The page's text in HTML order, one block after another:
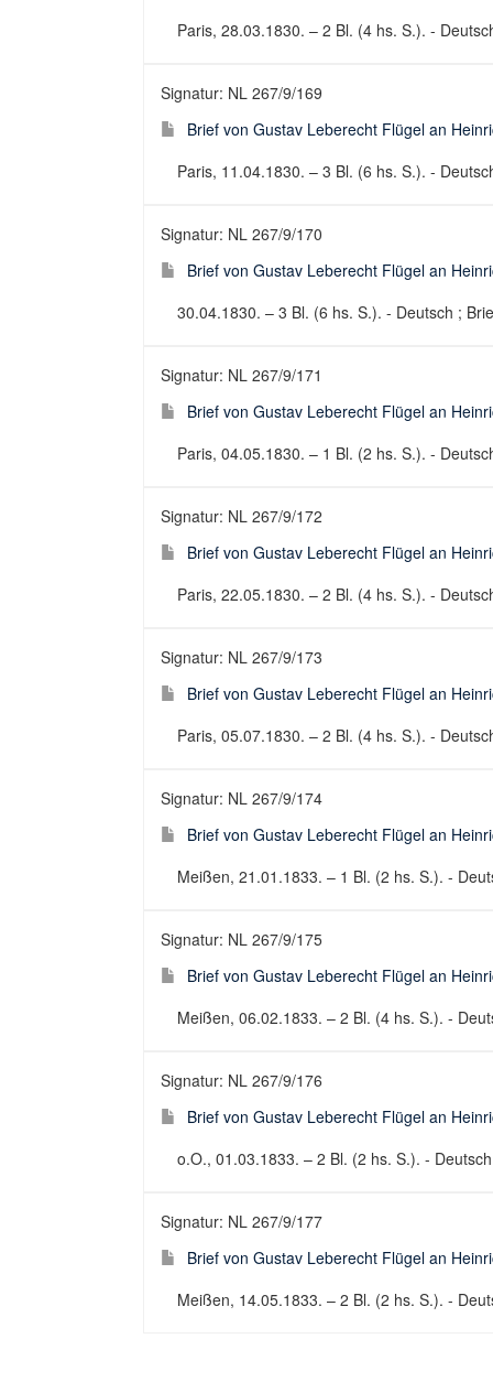
Paris, 28.03.1830. – 2 Bl. (4 hs. S.). -
Signatur: NL 267/9/169
Brief von Gustav Leberecht Flügel an
Paris, 11.04.1830. – 3 Bl. (6 hs. S.). -
Signatur: NL 267/9/170
Brief von Gustav Leberecht Flügel an
30.04.1830. – 3 Bl. (6 hs. S.). - Deutsch ;
Signatur: NL 267/9/171
Brief von Gustav Leberecht Flügel an
Paris, 04.05.1830. – 1 Bl. (2 hs. S.). -
Signatur: NL 267/9/172
Brief von Gustav Leberecht Flügel an
Paris, 22.05.1830. – 2 Bl. (4 hs. S.). -
Signatur: NL 267/9/173
Brief von Gustav Leberecht Flügel an
Paris, 05.07.1830. – 2 Bl. (4 hs. S.). -
Signatur: NL 267/9/174
Brief von Gustav Leberecht Flügel an
Meißen, 21.01.1833. – 1 Bl. (2 hs. S.). -
Signatur: NL 267/9/175
Brief von Gustav Leberecht Flügel an
Meißen, 06.02.1833. – 2 Bl. (4 hs. S.). -
Signatur: NL 267/9/176
Brief von Gustav Leberecht Flügel an
o.O., 01.03.1833. – 2 Bl. (2 hs. S.). -
Signatur: NL 267/9/177
Brief von Gustav Leberecht Flügel an
Meißen, 14.05.1833. – 2 Bl. (2 hs. S.). -